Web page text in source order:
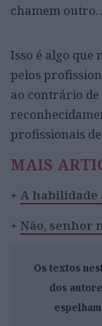
chamem
Isso é algo que
pelos
ao contrário de
profissionais
MAIS
+ A habilidade
+ Não, senhor
Os textos
dos